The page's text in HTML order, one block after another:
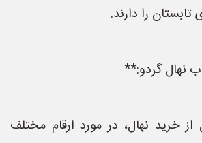
را دارند.
نهال گردو:**
خرید نهال، در مورد ارقام مختلف